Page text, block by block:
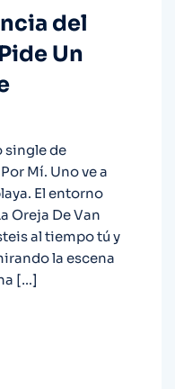
del
Un
single de
Mí. Uno ve a
El entorno
Oreja De Van
al tiempo tú y
la escena
[…]